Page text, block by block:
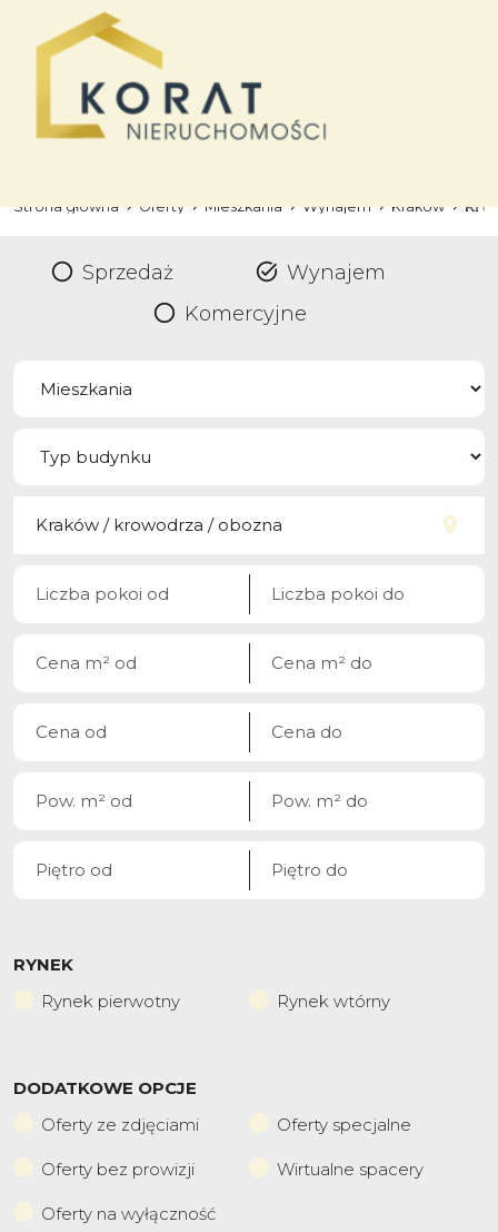
Strona główna Oferty Mieszkania Wynajem Kraków
Sprzedaż
Wynajem
Komercyjne
RYNEK
Rynek pierwotny
Rynek wtórny
DODATKOWE OPCJE
Oferty ze zdjęciami
Oferty specjalne
Oferty bez prowizji Wirtualne spacery
Oferty na wyłączność